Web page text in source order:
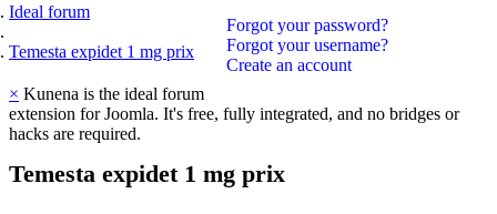
Forgot your password?
Forgot your username?
Create an account
Ideal forum
Temesta expidet 1 mg prix
× Kunena is the ideal forum
extension for Joomla. It's free, fully integrated, and no bridges or
hacks are required.
Temesta expidet 1 mg prix